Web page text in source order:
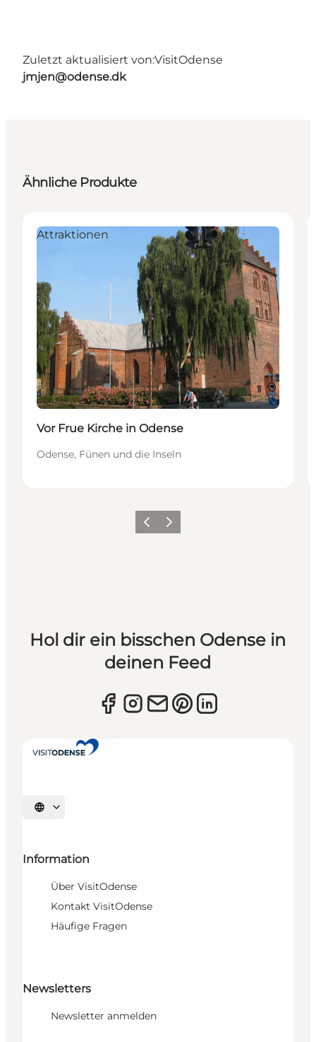
Zuletzt aktualisiert von:VisitOdense
jmjen@odense.dk
Ähnliche Produkte
Attraktionen
Vor Frue Kirche in Odense
Odense, Fünen und die Inseln
ZurückWeiter
Hol dir ein bisschen Odense in
deinen Feed
Sprache auswählen
Information
Über VisitOdense
Kontakt VisitOdense
Häufige Fragen
Newsletters
Newsletter anmelden